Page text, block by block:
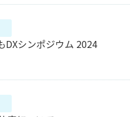
DXシンポジウム 2024